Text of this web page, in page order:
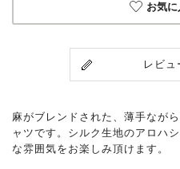
お気
レビュ
麻がブレンドされた、薄手なが
ャツです。シルク生地のアロハ
な雰囲気をお楽しみ頂けます。